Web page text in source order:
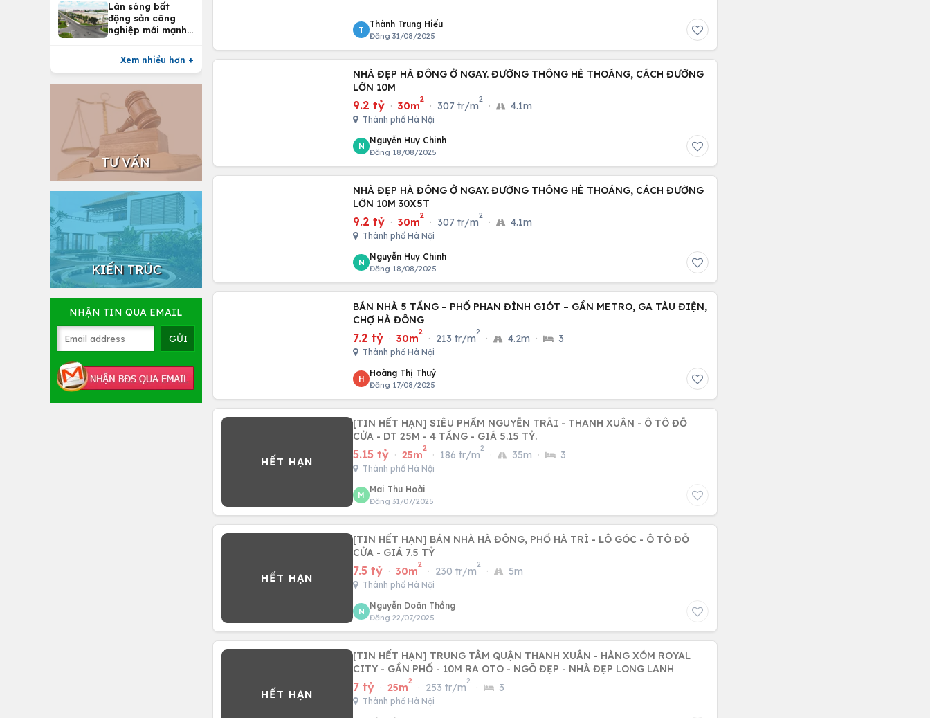
Làn sóng bất
động sản công
nghiệp mới mạnh
Xem nhiều hơn +
TƯ VẤN
KIẾN TRÚC
NHẬN TIN QUA EMAIL
T
Thành Trung Hiếu
Đăng 31/08/2025
NHÀ ĐẸP HÀ ĐÔNG Ở NGAY. ĐƯỜNG THÔNG HÈ THOÁNG, CÁCH ĐƯỜNG
LỚN 10M
9.2 tỷ · 30m
2
· 307 tr/m
2
· 4.1m
Thành phố Hà Nội
N
Nguyễn Huy Chinh
Đăng 18/08/2025
NHÀ ĐẸP HÀ ĐÔNG Ở NGAY. ĐƯỜNG THÔNG HÈ THOÁNG, CÁCH ĐƯỜNG
LỚN 10M 30X5T
9.2 tỷ · 30m
2
· 307 tr/m
2
· 4.1m
Thành phố Hà Nội
N
Nguyễn Huy Chinh
Đăng 18/08/2025
BÁN NHÀ 5 TẦNG – PHỐ PHAN ĐÌNH GIÓT – GẦN METRO, GA TÀU ĐIỆN,
CHỢ HÀ ĐÔNG
7.2 tỷ · 30m
2
· 213 tr/m
2
· 4.2m · 3
Thành phố Hà Nội
H
Hoàng Thị Thuý
Đăng 17/08/2025
[TIN HẾT HẠN] SIÊU PHẨM NGUYỄN TRÃI - THANH XUÂN - Ô TÔ ĐỖ
CỬA - DT 25M - 4 TẦNG - GIÁ 5.15 TỶ.
5.15 tỷ · 25m
2
· 186 tr/m
2
· 35m · 3
Thành phố Hà Nội
M
Mai Thu Hoài
Đăng 31/07/2025
[TIN HẾT HẠN] BÁN NHÀ HÀ ĐÔNG, PHỐ HÀ TRÌ - LÔ GÓC - Ô TÔ ĐỖ
CỬA - GIÁ 7.5 TỶ
7.5 tỷ · 30m
2
· 230 tr/m
2
· 5m
Thành phố Hà Nội
N
Nguyễn Doãn Thắng
Đăng 22/07/2025
[TIN HẾT HẠN] TRUNG TÂM QUẬN THANH XUÂN - HÀNG XÓM ROYAL
CITY - GẦN PHỐ - 10M RA OTO - NGÕ ĐẸP - NHÀ ĐẸP LONG LANH
7 tỷ · 25m
2
· 253 tr/m
2
· 3
Thành phố Hà Nội